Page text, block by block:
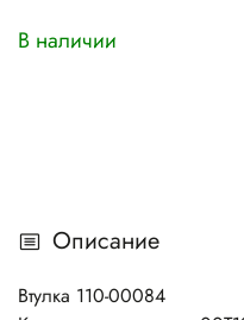
В наличии
Описание
Втулка 110-00084